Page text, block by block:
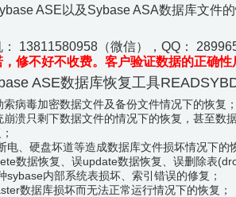
ASE以及Sybase ASA数据库文件
13811580958（微信），QQ：
修不好不收费。客户验证数据的正确性
ASE数据库恢复工具
索病毒加密数据文件及备份文件情况下的恢复；
崩溃只剩下数据文件的情况下的恢复，甚至数
电、硬盘坏道等造成数据库文件损坏情况下的
数据恢复、误update数据恢复、误删除表
sybase内部系统表损坏、索引错误的修复；
数据库损坏而无法正常运行情况下的恢复；